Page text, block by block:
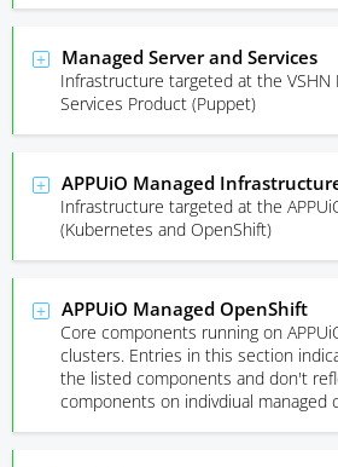
Managed Server and Services
Infrastructure targeted at the VSHN
Services Product (Puppet)
APPUiO Managed
Infrastructure targeted at the
(Kubernetes and OpenShift)
APPUiO Managed OpenShift
Core components running on
clusters. Entries in this section
the listed components and don't
components on indivdiual managed